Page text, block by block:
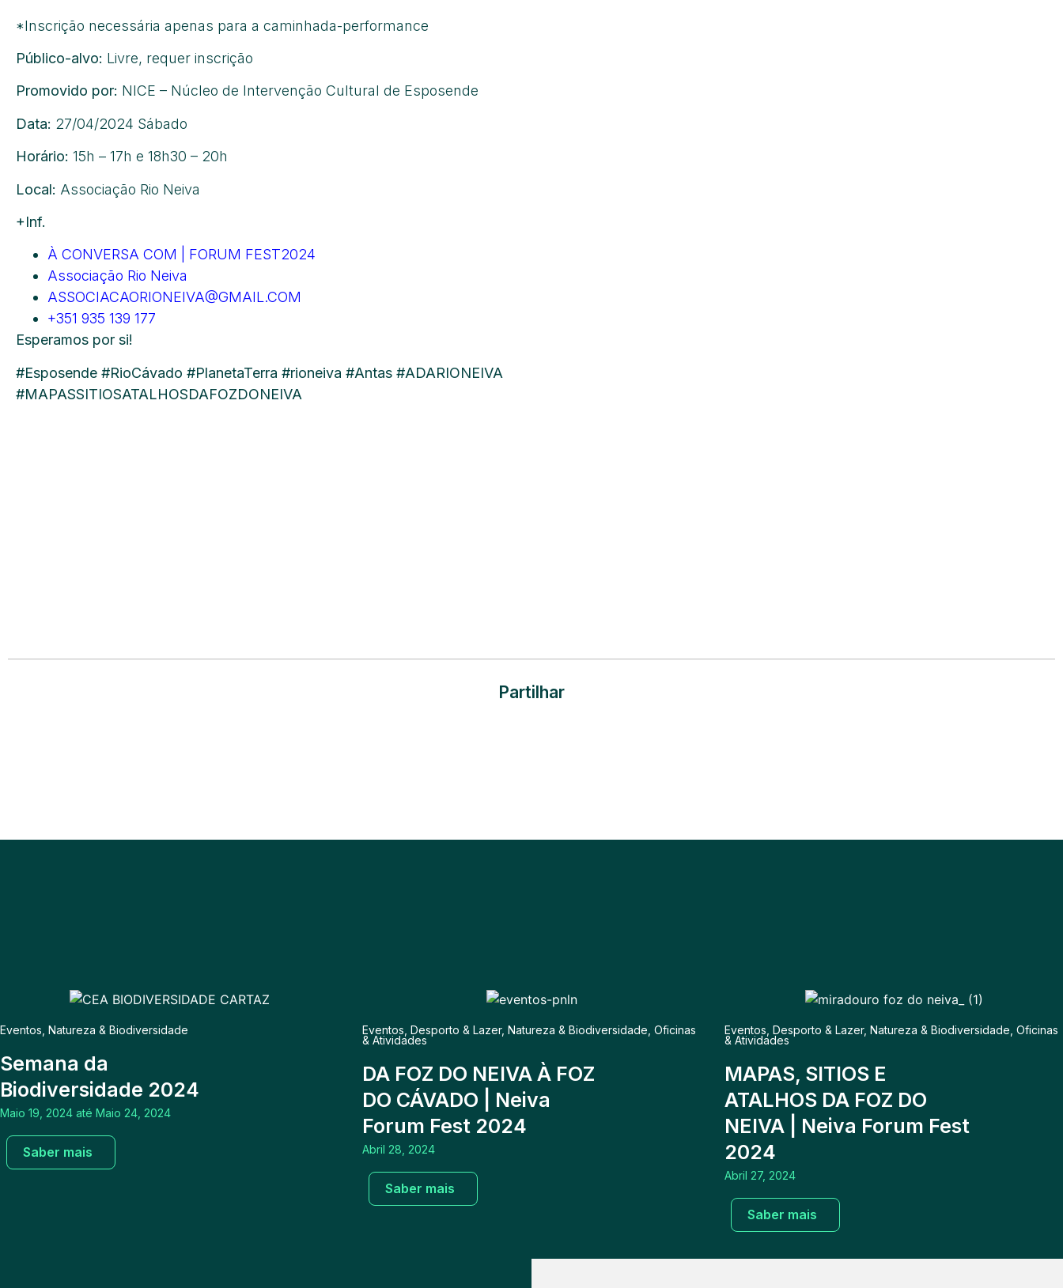
*Inscrição necessária apenas para a caminhada-performance
Público-alvo: Livre, requer inscrição
Promovido por: NICE – Núcleo de Intervenção Cultural de Esposende
Data: 27/04/2024 Sábado
Horário: 15h – 17h e 18h30 – 20h
Local: Associação Rio Neiva
+Inf.
À CONVERSA COM | FORUM FEST2024
Associação Rio Neiva
ASSOCIACAORIONEIVA@GMAIL.COM
+351 935 139 177
Esperamos por si!
#Esposende #RioCávado #PlanetaTerra #rioneiva #Antas #ADARIONEIVA
#MAPASSITIOSATALHOSDAFOZDONEIVA
Partilhar
Eventos Natureza & Biodiversidade
Semana da
Biodiversidade 2024
Maio 19, 2024 até Maio 24, 2024
Saber mais
Eventos Desporto & Lazer, Natureza & Biodiversidade Oficinas
& Atividades
DA FOZ DO NEIVA À FOZ
DO CÁVADO | Neiva
Forum Fest 2024
Abril 28, 2024
Saber mais
Eventos Desporto & Lazer, Natureza & Biodiversidade Oficinas
& Atividades
MAPAS, SITIOS E
ATALHOS DA FOZ DO
NEIVA | Neiva Forum Fest
2024
Abril 27, 2024
Saber mais